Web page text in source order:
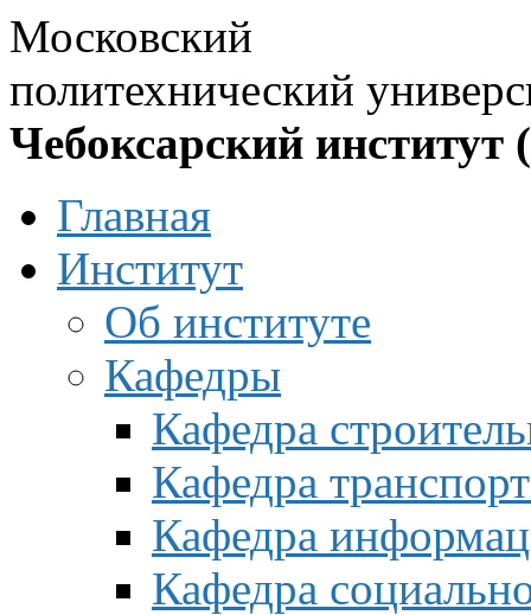
Московский
политехнический
Чебоксарский институт
Главная
Институт
Об институте
Кафедры
Кафедра
Кафедра
Кафедра
Кафедра